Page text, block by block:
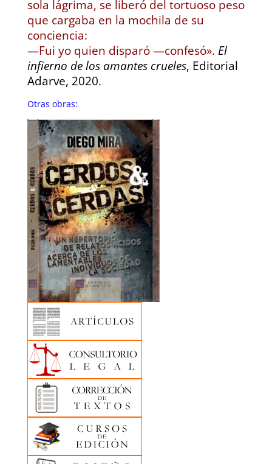
sola lágrima, se liberó del tortuoso peso
que cargaba en la mochila de su
conciencia:
—Fui yo quien disparó —confesó». El
infierno de los amantes crueles, Editorial
Adarve, 2020.
Otras obras: